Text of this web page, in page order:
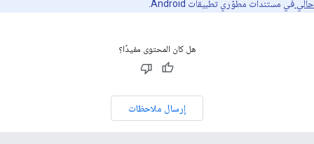
حالي في مستندات مطوّري تطبيقات Android.
هل كان المحتوى مفيدًا؟
إرسال ملاحظات